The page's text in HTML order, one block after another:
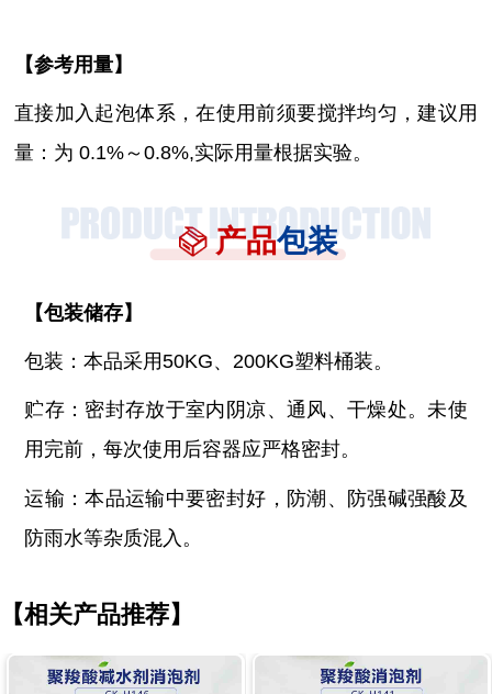
【参考用量】
直接加入起泡体系，在使用前须要搅拌均匀，建议用
量：为 0.1%～0.8%,实际用量根据实验。
产品包装
【包装储存】
包装：本品采用50KG、200KG塑料桶装。
贮存：密封存放于室内阴凉、通风、干燥处。未使
用完前，每次使用后容器应严格密封。
运输：本品运输中要密封好，防潮、防强碱强酸及
防雨水等杂质混入。
【相关产品推荐】